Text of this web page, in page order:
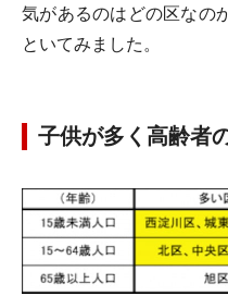
気があるのはどの区なの
といてみました。
子供が多く高齢者